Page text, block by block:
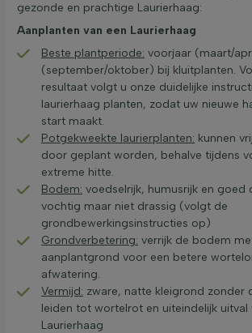
gezonde en prachtige Laurierhaag:
Aanplanten van een Laurierhaag
Beste plantperiode: voorjaar (maart/
(september/oktober) bij kluitplanten.
resultaat volgt u onze duidelijke
laurierhaag planten, zodat uw nieuwe
start maakt.
Potgekweekte laurierplanten: kunnen
door geplant worden, behalve tijdens
extreme hitte.
Bodem: voedselrijk, humusrijk en goed
vochtig maar niet drassig (volgt de
grondbewerkingsinstructies op)
Grondverbetering: verrijk de bodem
aanplantgrond voor een betere
afwatering.
Vermijd: zware, natte kleigrond zonder
leiden tot wortelrot en uiteindelijk uitval
Laurierhaag